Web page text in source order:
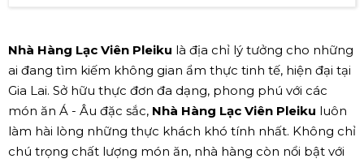
Nhà Hàng Lạc Viên Pleiku là địa chỉ lý tưởng cho những
ai đang tìm kiếm không gian ẩm thực tinh tế, hiện đại tại
Gia Lai. Sở hữu thực đơn đa dạng, phong phú với các
món ăn Á - Âu đặc sắc, Nhà Hàng Lạc Viên Pleiku luôn
làm hài lòng những thực khách khó tính nhất. Không chỉ
chú trọng chất lượng món ăn, nhà hàng còn nổi bật với